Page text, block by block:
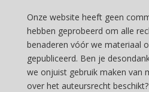
Onze website heeft geen
hebben geprobeerd om alle
benaderen vóór we materiaal
gepubliceerd. Ben je
we onjuist gebruik maken van
over het auteursrecht